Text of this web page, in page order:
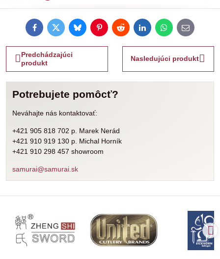
FacebookTwitterBlueskyPinterestRedditLinkedInWhatsApp
E-
mail
Predchádzajúci
produkt
Nasledujúci produkt
Potrebujete pomôcť?
Neváhajte nás kontaktovať:
+421 905 818 702 p. Marek Nerád
+421 910 919 130 p. Michal Horník
+421 910 298 457 showroom
samurai@samurai.sk